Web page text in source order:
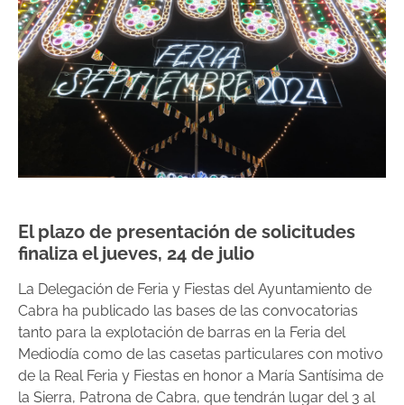
El plazo de presentación de solicitudes
finaliza el jueves, 24 de julio
La Delegación de Feria y Fiestas del Ayuntamiento de
Cabra ha publicado las bases de las convocatorias
tanto para la explotación de barras en la Feria del
Mediodía como de las casetas particulares con motivo
de la Real Feria y Fiestas en honor a María Santísima de
la Sierra, Patrona de Cabra, que tendrán lugar del 3 al